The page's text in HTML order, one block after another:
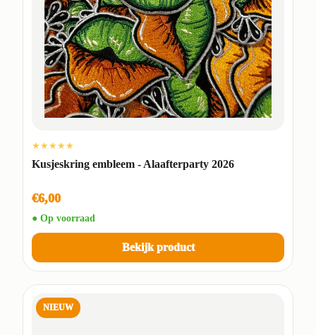
★★★★★
Kusjeskring embleem - Alaafterparty 2026
€6,00
● Op voorraad
Bekijk product
NIEUW